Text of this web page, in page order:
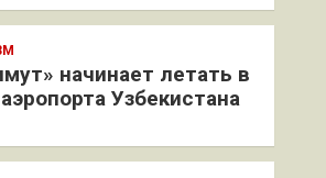
начинает летать в
Узбекистана